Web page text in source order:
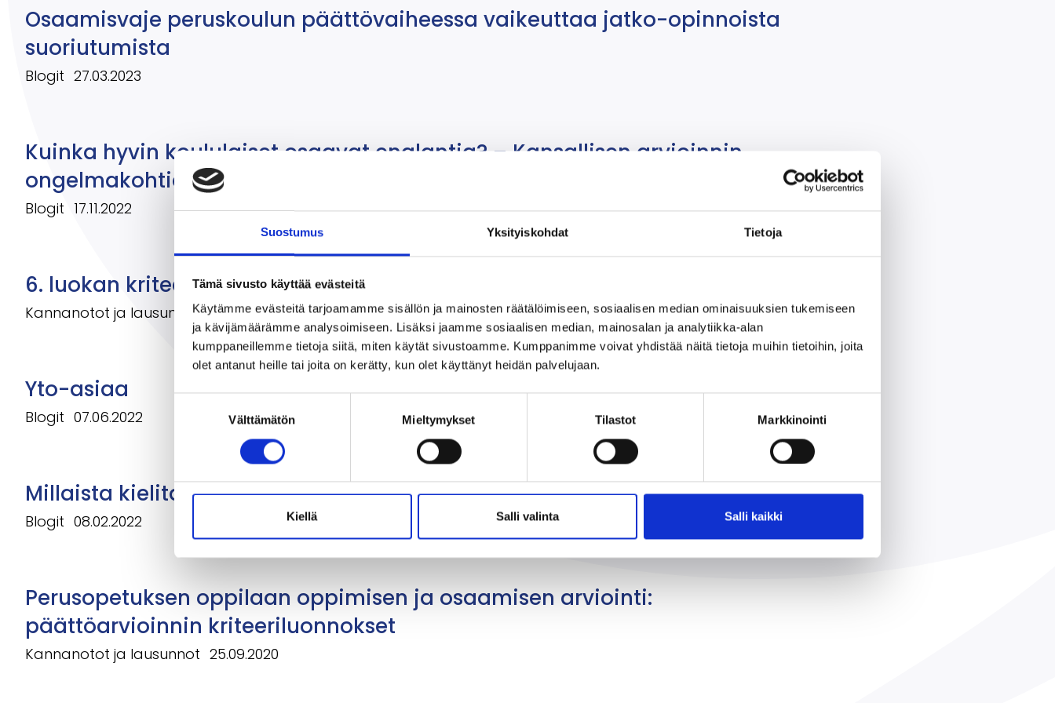
Suostumus Yksityiskohdat Tietoja
Tämä sivusto käyttää evästeitä
Käytämme evästeitä tarjoamamme sisällön ja mainosten räätälöimiseen, sosiaalisen median ominaisuuksien tukemiseen
ja kävijämäärämme analysoimiseen. Lisäksi jaamme sosiaalisen median, mainosalan ja analytiikka-alan
kumppaneillemme tietoja siitä, miten käytät sivustoamme. Kumppanimme voivat yhdistää näitä tietoja muihin tietoihin, joita
olet antanut heille tai joita on kerätty, kun olet käyttänyt heidän palvelujaan.
Välttämätön Mieltymykset Tilastot Markkinointi
Kiellä Salli valinta Salli kaikki
Osaamisvaje peruskoulun päättövaiheessa vaikeuttaa jatko-opinnoista
suoriutumista
Blogit 27.03.2023
Kuinka hyvin koululaiset osaavat englantia? – Kansallisen arvioinnin
ongelmakohtia
Blogit 17.11.2022
6. luokan kriteerit
Kannanotot ja lausunnot 21.09.2022
Yto-asiaa
Blogit 07.06.2022
Millaista kielitaitoa ammattilaisilta vaaditaan?
Blogit 08.02.2022
Perusopetuksen oppilaan oppimisen ja osaamisen arviointi:
päättöarvioinnin kriteeriluonnokset
Kannanotot ja lausunnot 25.09.2020